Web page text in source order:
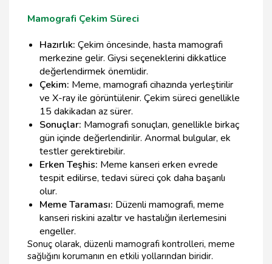
Mamografi Çekim Süreci
Hazırlık: Çekim öncesinde, hasta mamografi
merkezine gelir. Giysi seçeneklerini dikkatlice
değerlendirmek önemlidir.
Çekim: Meme, mamografi cihazında yerleştirilir
ve X-ray ile görüntülenir. Çekim süreci genellikle
15 dakikadan az sürer.
Sonuçlar: Mamografi sonuçları, genellikle birkaç
gün içinde değerlendirilir. Anormal bulgular, ek
testler gerektirebilir.
Erken Teşhis: Meme kanseri erken evrede
tespit edilirse, tedavi süreci çok daha başarılı
olur.
Meme Taraması: Düzenli mamografi, meme
kanseri riskini azaltır ve hastalığın ilerlemesini
engeller.
Sonuç olarak, düzenli mamografi kontrolleri, meme
sağlığını korumanın en etkili yollarından biridir.